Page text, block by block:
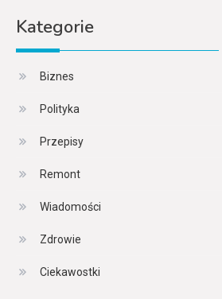
Kategorie
Biznes
Polityka
Przepisy
Remont
Wiadomości
Zdrowie
Ciekawostki